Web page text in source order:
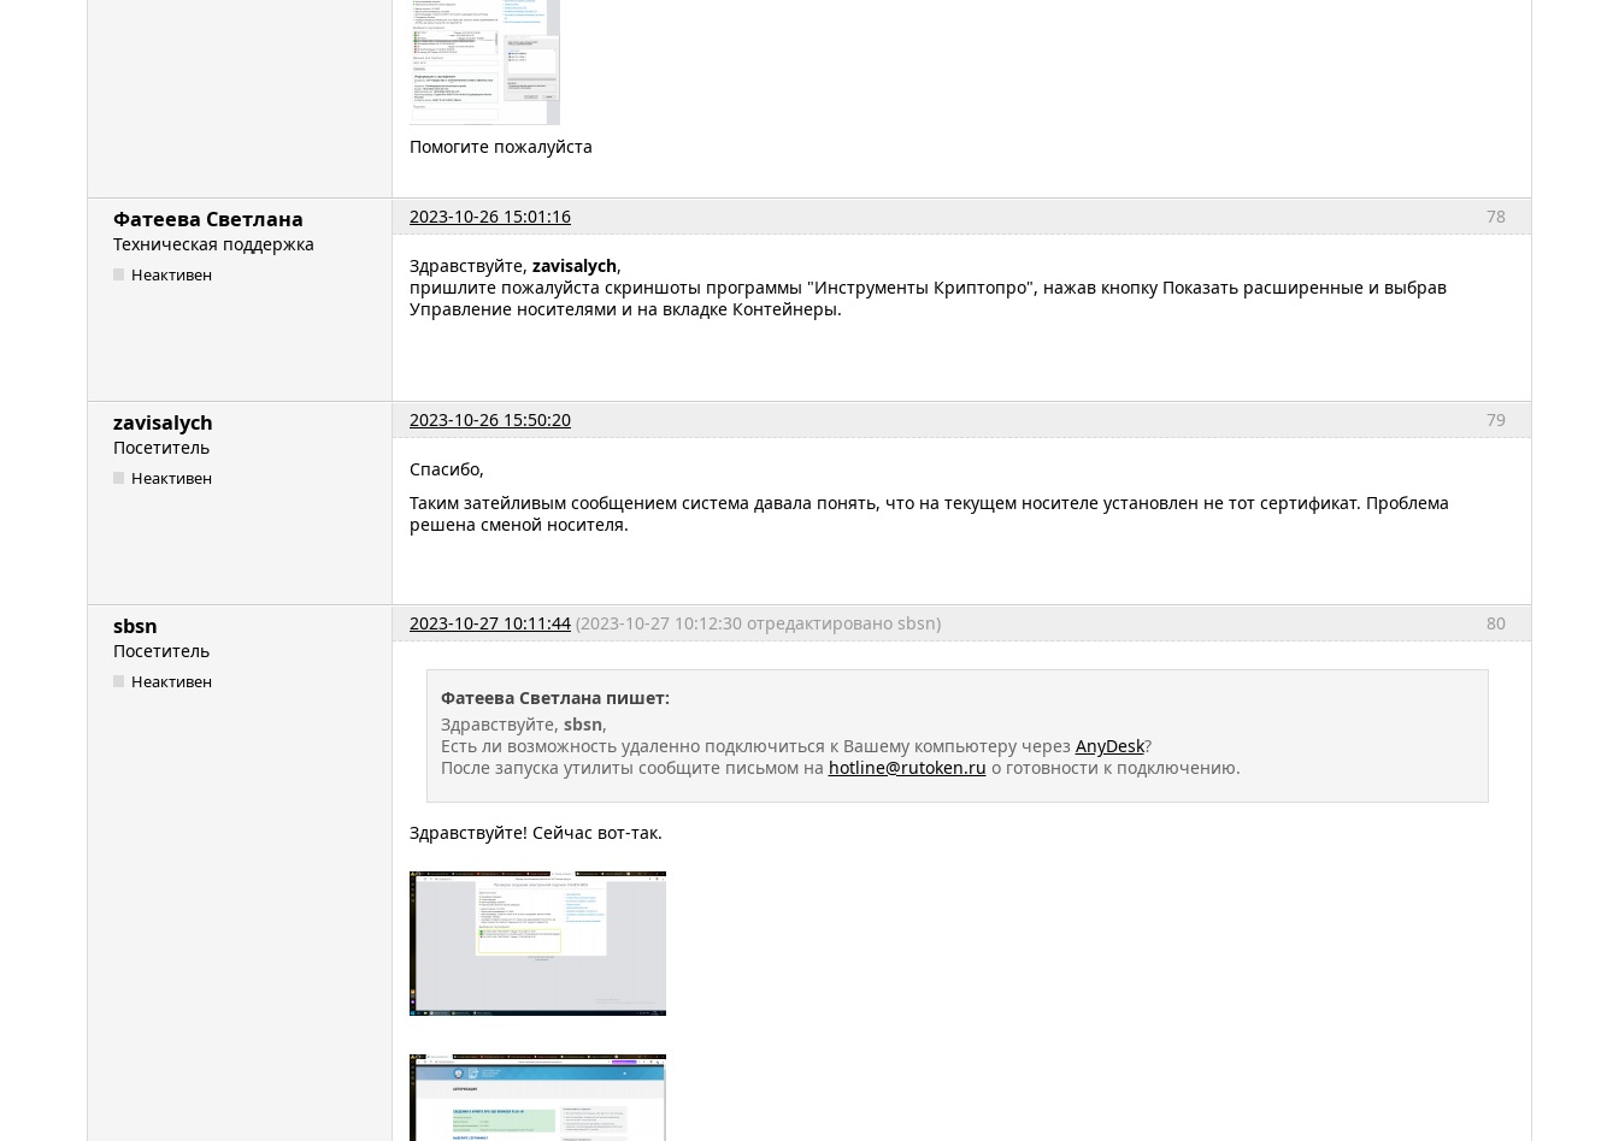
Помогите пожалуйста
78
Фатеева Светлана
2023-10-26 15:01:16
Техническая поддержка
Неактивен Здравствуйте, zavisalych,
пришлите пожалуйста скриншоты программы "Инструменты Криптопро", нажав кнопку Показать расширенные и выбрав
Управление носителями и на вкладке Контейнеры.
79
zavisalych
2023-10-26 15:50:20
Посетитель
Неактивен
Спасибо,
Таким затейливым сообщением система давала понять, что на текущем носителе установлен не тот сертификат. Проблема
решена сменой носителя.
80
sbsn 2023-10-27 10:11:44 (2023-10-27 10:12:30 отредактировано sbsn)
Посетитель
Неактивен
Фатеева Светлана пишет:
Здравствуйте, sbsn,
Есть ли возможность удаленно подключиться к Вашему компьютеру через AnyDesk?
После запуска утилиты сообщите письмом на hotline@rutoken.ru о готовности к подключению.
Здравствуйте! Сейчас вот-так.